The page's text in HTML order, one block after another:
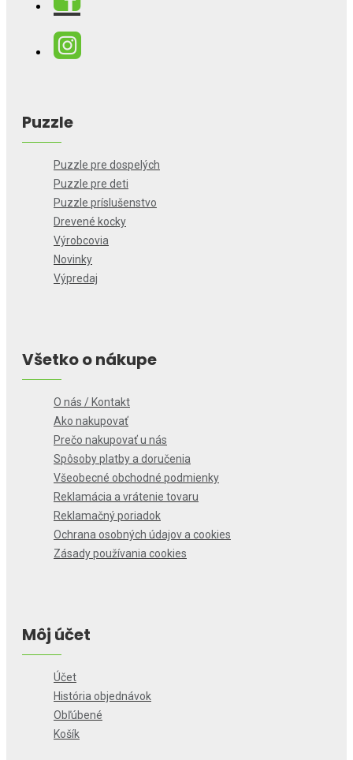
Puzzle
Puzzle pre dospelých
Puzzle pre deti
Puzzle príslušenstvo
Drevené kocky
Výrobcovia
Novinky
Výpredaj
Všetko o nákupe
O nás / Kontakt
Ako nakupovať
Prečo nakupovať u nás
Spôsoby platby a doručenia
Všeobecné obchodné podmienky
Reklamácia a vrátenie tovaru
Reklamačný poriadok
Ochrana osobných údajov a cookies
Zásady používania cookies
Môj účet
Účet
História objednávok
Obľúbené
Košík